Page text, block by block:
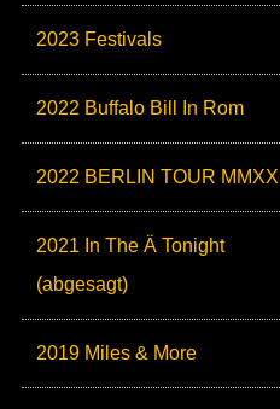
2023 Festivals
2022 Buffalo Bill In Rom
2022 BERLIN TOUR MMXXII
2021 In The Ä Tonight
(abgesagt)
2019 Miles & More